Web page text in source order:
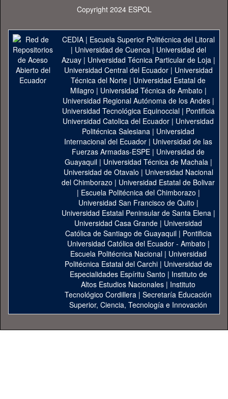
Copyright 2024 ESPOL
CEDIA| Escuela Superior Politécnica del Litoral
| Universidad de Cuenca| Universidad del
Azuay| Universidad Técnica Particular de Loja|
Universidad Central del Ecuador| Universidad
Técnica del Norte | Universidad Estatal de
Milagro | Universidad Técnica de Ambato |
Universidad Regional Autónoma de los Andes|
Universidad Tecnológica Equinoccial| Pontificia
Universidad Catolica del Ecuador | Universidad
Politécnica Salesiana | Universidad
Internacional del Ecuador | Universidad de las
Fuerzas Armadas-ESPE | Universidad de
Guayaquil| Universidad Técnica de Machala|
Universidad de Otavalo | Universidad Nacional
del Chimborazo | Universidad Estatal de Bolivar
| Escuela Politécnica del Chimborazo |
Universidad San Francisco de Quito |
Universidad Estatal Peninsular de Santa Elena|
Universidad Casa Grande | Universidad
Católica de Santiago de Guayaquil| Pontificia
Universidad Católica del Ecuador - Ambato |
Escuela Politécnica Nacional| Universidad
Politécnica Estatal del Carchi| Universidad de
Especialidades Espíritu Santo | Instituto de
Altos Estudios Nacionales | Instituto
Tecnológico Cordillera | Secretaría Educación
Superior, Ciencia, Tecnología e Innovación